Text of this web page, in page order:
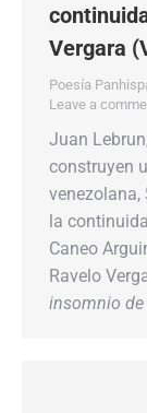
Vergara
Poesía
Leave a
Juan
construyen
venezolana,
la
Caneo
Ravelo
insomnio